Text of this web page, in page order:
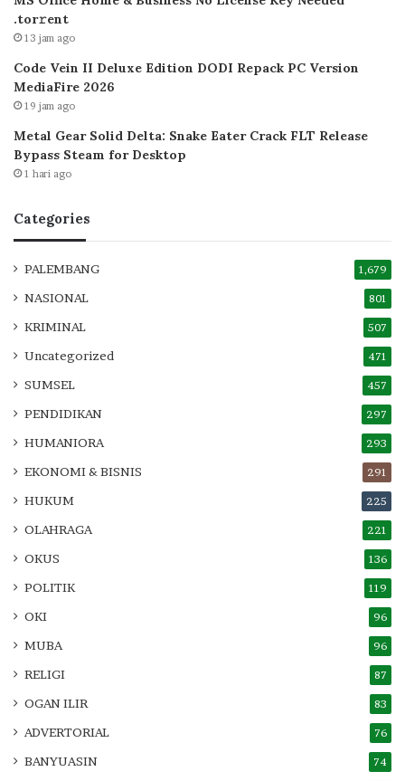
.tоr𝚛еnt
13 jam ago
Code Vein II Deluxe Edition DODI Repack PC Version
MediaFire 2026
19 jam ago
Metal Gear Solid Delta: Snake Eater Crack FLT Release
Bypass Steam for Desktop
1 hari ago
Categories
PALEMBANG 1,679
NASIONAL 801
KRIMINAL 507
Uncategorized 471
SUMSEL 457
PENDIDIKAN 297
HUMANIORA 293
EKONOMI & BISNIS 291
HUKUM 225
OLAHRAGA 221
OKUS 136
POLITIK 119
OKI 96
MUBA 96
RELIGI 87
OGAN ILIR 83
ADVERTORIAL 76
BANYUASIN 74